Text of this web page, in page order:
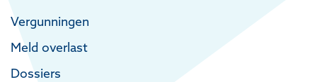
Vergunningen
Meld overlast
Dossiers